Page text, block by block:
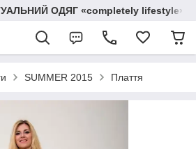
ОДЯГ «completely lifestyle»
SUMMER 2015 Плаття